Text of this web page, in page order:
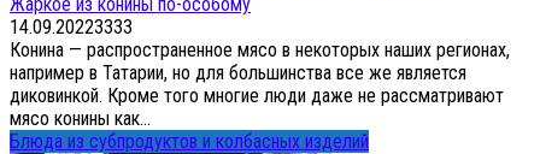
14.09.20223333
Конина — распространенное мясо в некоторых наших регионах,
например в Татарии, но для большинства все же является
диковинкой. Кроме того многие люди даже не рассматривают
мясо конины как...
Блюда из субпродуктов и колбасных изделий